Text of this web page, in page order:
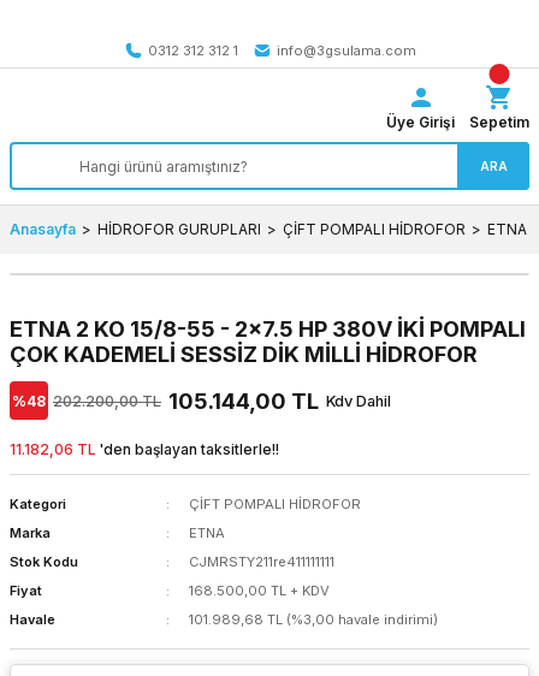
0312 312 312 1
info@3gsulama.com
ARA
Üye Girişi Sepetim
Anasayfa HİDROFOR GURUPLARI ÇİFT POMPALI HİDROFOR ETNA
ETNA 2 KO 15/8-55 - 2x7.5 HP 380V İKİ POMPALI
ÇOK KADEMELİ SESSİZ DİK MİLLİ HİDROFOR
%48 202.200,00 TL 105.144,00 TL Kdv Dahil
11.182,06 TL 'den başlayan taksitlerle!!
Kategori
ÇİFT POMPALI HİDROFOR
Marka
ETNA
Stok Kodu
CJMRSTY211re411111111
Fiyat
168.500,00 TL + KDV
Havale
101.989,68 TL (%3,00 havale indirimi)